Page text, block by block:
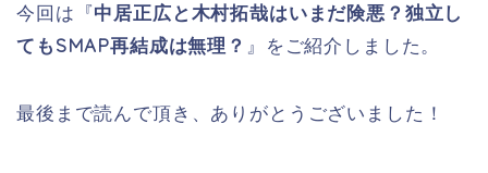
今回は『中居正広と木村拓哉はいまだ険悪？独立し
てもSMAP再結成は無理？ 』をご紹介しました。
最後まで読んで頂き、ありがとうございました！